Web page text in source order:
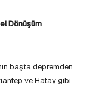
Dönüşüm
başta depremden
ve Hatay gibi